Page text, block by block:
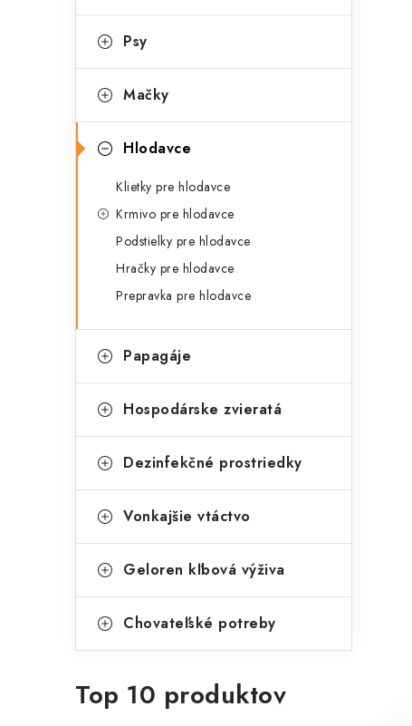
a
n
l
i
Psy
Mačky
Hlodavce
Klietky pre hlodavce
Krmivo pre hlodavce
Podstielky pre hlodavce
Hračky pre hlodavce
Prepravka pre hlodavce
Papagáje
Hospodárske zvieratá
Dezinfekčné prostriedky
Vonkajšie vtáctvo
Geloren kľbová výživa
Chovateľské potreby
Top 10 produktov